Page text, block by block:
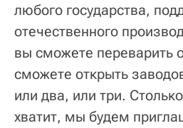
любого государства,
отечественного
вы сможете переварить
сможете открыть
или два, или три.
хватит, мы будем